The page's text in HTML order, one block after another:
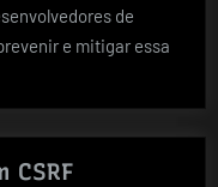
de
e mitigar essa
CSRF